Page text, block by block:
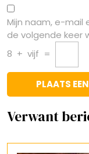
Mijn naam, e-mail
de volgende keer
8 + vijf =
Verwant